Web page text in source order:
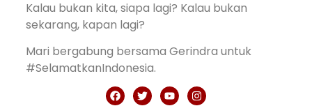
Kalau bukan kita, siapa lagi? Kalau bukan
sekarang, kapan lagi?
Mari bergabung bersama Gerindra untuk
#SelamatkanIndonesia.